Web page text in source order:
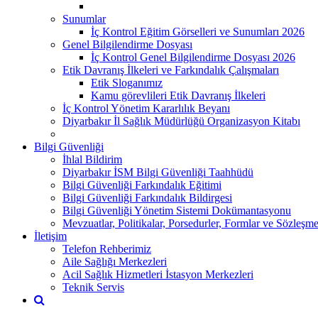
Sunumlar
İç Kontrol Eğitim Görselleri ve Sunumları 2026
Genel Bilgilendirme Dosyası
İç Kontrol Genel Bilgilendirme Dosyası 2026
Etik Davranış İlkeleri ve Farkındalık Çalışmaları
Etik Sloganımız
Kamu görevlileri Etik Davranış İlkeleri
İç Kontrol Yönetim Kararlılık Beyanı
Diyarbakır İl Sağlık Müdürlüğü Organizasyon Kitabı
Bilgi Güvenliği
İhlal Bildirim
Diyarbakır İSM Bilgi Güvenliği Taahhüdü
Bilgi Güvenliği Farkındalık Eğitimi
Bilgi Güvenliği Farkındalık Bildirgesi
Bilgi Güvenliği Yönetim Sistemi Dokümantasyonu
Mevzuatlar, Politikalar, Porsedurler, Formlar ve
İletişim
Telefon Rehberimiz
Aile Sağlığı Merkezleri
Acil Sağlık Hizmetleri İstasyon Merkezleri
Teknik Servis